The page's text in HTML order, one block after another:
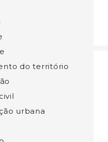
do território
urbana